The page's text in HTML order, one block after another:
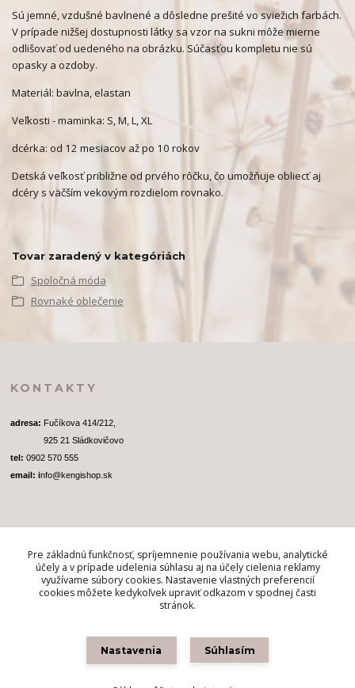
Sú jemné, vzdušné bavlnené a dôsledne prešité vo sviežich farbách.
V prípade nižšej dostupnosti látky sa vzor na sukni môže mierne
odlišovať od uedeného na obrázku. Súčasťou kompletu nie sú
opasky a ozdoby.
Materiál: bavlna, elastan
Veľkosti - maminka: S, M, L, XL
dcérka: od 12 mesiacov až po 10 rokov
Detská veľkosť približne od prvého rôčku, čo umožňuje obliecť aj
dcéry s väčším vekovým rozdielom rovnako.
Tovar zaradený v kategóriách
Spoločná móda
Rovnaké oblečenie
KONTAKTY
adresa: Fučíkova 414/212,
              925 21 Sládkovičovo
tel: 0902 570 555
email: info@kengishop.sk
SLEDUJTE NÁS
Pre základnú funkčnosť, spríjemnenie používania webu, analytické
účely a v prípade udelenia súhlasu aj na účely cielenia reklamy
využívame súbory cookies. Nastavenie vlastných preferencií
cookies môžete kedykoľvek upraviť odkazom v spodnej časti
stránok.
Nastavenia Súhlasím